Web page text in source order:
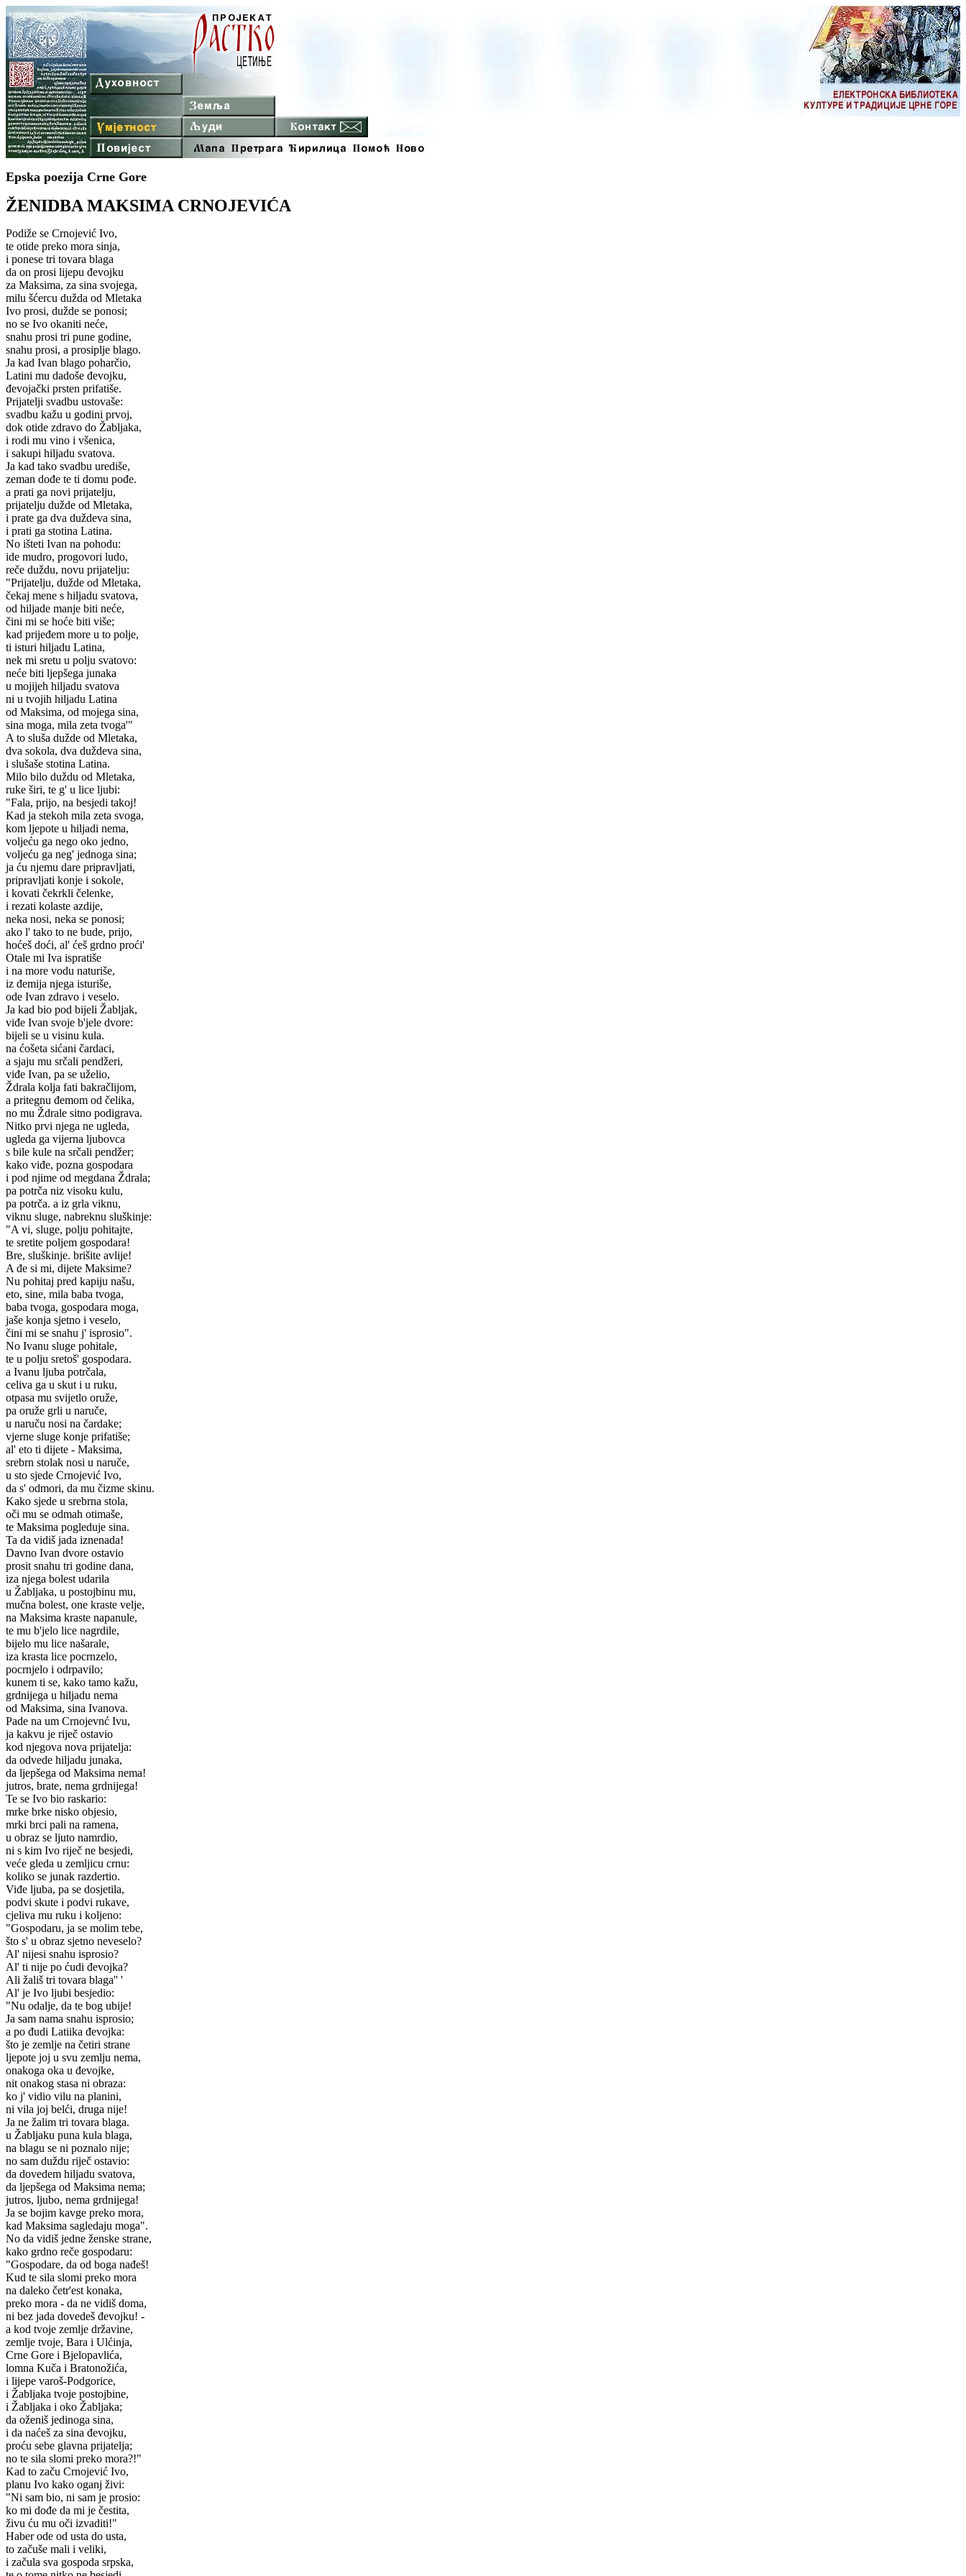
Epska poezija Crne Gore
ŽENIDBA MAKSIMA CRNOJEVIĆA
Podiže se Crnojević Ivo,
te otide preko mora sinja,
i ponese tri tovara blaga
da on prosi lijepu đevojku
za Maksima, za sina svojega,
milu šćercu dužda od Mletaka
Ivo prosi, dužde se ponosi;
no se Ivo okaniti neće,
snahu prosi tri pune godine,
snahu prosi, a prosiplje blago.
Ja kad Ivan blago poharčio,
Latini mu dadoše đevojku,
đevojački prsten prifatiše.
Prijatelji svadbu ustovaše:
svadbu kažu u godini prvoj,
dok otide zdravo do Žabljaka,
i rodi mu vino i všenica,
i sakupi hiljadu svatova.
Ja kad tako svadbu urediše,
zeman dođe te ti domu pođe.
a prati ga novi prijatelju,
prijatelju dužde od Mletaka,
i prate ga dva duždeva sina,
i prati ga stotina Latina.
No išteti Ivan na pohodu:
ide mudro, progovori ludo,
reče duždu, novu prijatelju:
"Prijatelju, dužde od Mletaka,
čekaj mene s hiljadu svatova,
od hiljade manje biti neće,
čini mi se hoće biti više;
kad prijeđem more u to polje,
ti isturi hiljadu Latina,
nek mi sretu u polju svatovo:
neće biti ljepšega junaka
u mojijeh hiljadu svatova
ni u tvojih hiljadu Latina
od Maksima, od mojega sina,
sina moga, mila zeta tvoga'"
A to sluša dužde od Mletaka,
dva sokola, dva duždeva sina,
i slušaše stotina Latina.
Milo bilo duždu od Mletaka,
ruke širi, te g' u lice ljubi:
"Fala, prijo, na besjedi takoj!
Kad ja stekoh mila zeta svoga,
kom ljepote u hiljadi nema,
voljeću ga nego oko jedno,
voljeću ga neg' jednoga sina;
ja ću njemu dare pripravljati,
pripravljati konje i sokole,
i kovati čekrkli čelenke,
i rezati kolaste azdije,
neka nosi, neka se ponosi;
ako l' tako to ne bude, prijo,
hoćeš doći, al' ćeš grdno proći'
Otale mi Iva ispratiše
i na more vodu naturiše,
iz đemija njega isturiše,
ode Ivan zdravo i veselo.
Ja kad bio pod bijeli Žabljak,
viđe Ivan svoje b'jele dvore:
bijeli se u visinu kula.
na ćošeta sićani čardaci,
a sjaju mu srčali pendžeri,
viđe Ivan, pa se uželio,
Ždrala kolja fati bakračlijom,
a pritegnu đemom od čelika,
no mu Ždrale sitno podigrava.
Nitko prvi njega ne ugleda,
ugleda ga vijerna ljubovca
s bile kule na srčali pendžer;
kako viđe, pozna gospodara
i pod njime od megdana Ždrala;
pa potrča niz visoku kulu,
pa potrča. a iz grla viknu,
viknu sluge, nabreknu sluškinje:
"A vi, sluge, polju pohitajte,
te sretite poljem gospodara!
Bre, sluškinje. brišite avlije!
A đe si mi, dijete Maksime?
Nu pohitaj pred kapiju našu,
eto, sine, mila baba tvoga,
baba tvoga, gospodara moga,
jaše konja sjetno i veselo,
čini mi se snahu j' isprosio".
No Ivanu sluge pohitale,
te u polju sretoš' gospodara.
a Ivanu ljuba potrčala,
celiva ga u skut i u ruku,
otpasa mu svijetlo oruže,
pa oruže grli u naruče,
u naruču nosi na čardake;
vjerne sluge konje prifatiše;
al' eto ti dijete - Maksima,
srebrn stolak nosi u naruče,
u sto sjede Crnojević Ivo,
da s' odmori, da mu čizme skinu.
Kako sjede u srebrna stola,
oči mu se odmah otimaše,
te Maksima pogleduje sina.
Ta da vidiš jada iznenada!
Davno Ivan dvore ostavio
prosit snahu tri godine dana,
iza njega bolest udarila
u Žabljaka, u postojbinu mu,
mučna bolest, one kraste velje,
na Maksima kraste napanule,
te mu b'jelo lice nagrdile,
bijelo mu lice našarale,
iza krasta lice pocrnzelo,
pocrnjelo i odrpavilo;
kunem ti se, kako tamo kažu,
grdnijega u hiljadu nema
od Maksima, sina Ivanova.
Pade na um Crnojevnć Ivu,
ja kakvu je riječ ostavio
kod njegova nova prijatelja:
da odvede hiljadu junaka,
da ljepšega od Maksima nema!
jutros, brate, nema grdnijega!
Te se Ivo bio raskario:
mrke brke nisko objesio,
mrki brci pali na ramena,
u obraz se ljuto namrdio,
ni s kim Ivo riječ ne besjedi,
veće gleda u zemljicu crnu:
koliko se junak razdertio.
Viđe ljuba, pa se dosjetila,
podvi skute i podvi rukave,
cjeliva mu ruku i koljeno:
"Gospodaru, ja se molim tebe,
što s' u obraz sjetno neveselo?
Al' nijesi snahu isprosio?
Al' ti nije po ćudi đevojka?
Ali žališ tri tovara blaga'' '
Al' je Ivo ljubi besjedio:
"Nu odalje, da te bog ubije!
Ja sam nama snahu isprosio;
a po đudi Latiika đevojka:
što je zemlje na četiri strane
ljepote joj u svu zemlju nema,
onakoga oka u đevojke,
nit onakog stasa ni obraza:
ko j' vidio vilu na planini,
ni vila joj belći, druga nije!
Ja ne žalim tri tovara blaga.
u Žabljaku puna kula blaga,
na blagu se ni poznalo nije;
no sam duždu riječ ostavio:
da dovedem hiljadu svatova,
da ljepšega od Maksima nema;
jutros, ljubo, nema grdnijega!
Ja se bojim kavge preko mora,
kad Maksima sagledaju moga".
No da vidiš jedne ženske strane,
kako grdno reče gospodaru:
"Gospodare, da od boga nađeš!
Kud te sila slomi preko mora
na daleko četr'est konaka,
preko mora - da ne vidiš doma,
ni bez jada dovedeš đevojku! -
a kod tvoje zemlje državine,
zemlje tvoje, Bara i Ulćinja,
Crne Gore i Bjelopavlića,
lomna Kuča i Bratonožića,
i lijepe varoš-Podgorice,
i Žabljaka tvoje postojbine,
i Žabljaka i oko Žabljaka;
da oženiš jedinoga sina,
i da naćeš za sina đevojku,
proću sebe glavna prijatelja;
no te sila slomi preko mora?!"
Kad to začu Crnojević Ivo,
planu Ivo kako oganj živi:
"Ni sam bio, ni sam je prosio:
ko mi dođe da mi je čestita,
živu ću mu oči izvaditi!"
Haber ode od usta do usta,
to začuše mali i veliki,
i začula sva gospoda srpska,